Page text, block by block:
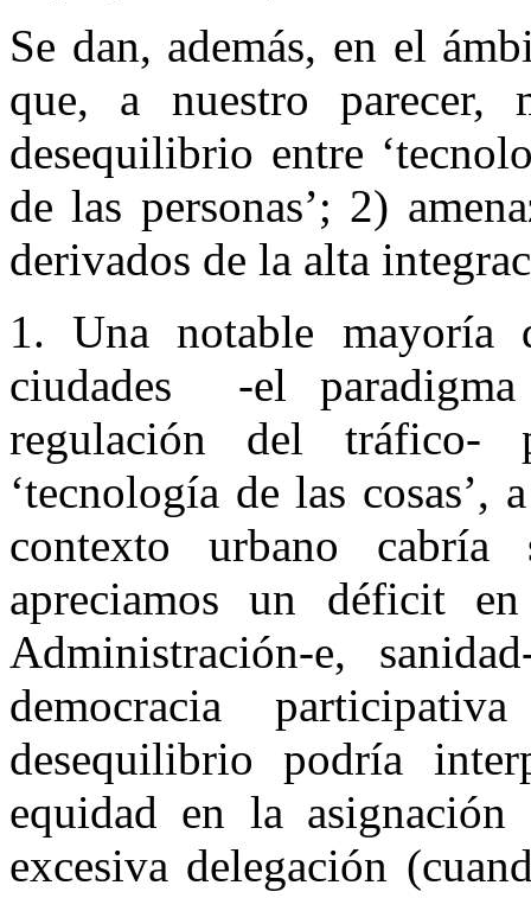
Se dan, además, en el
que, a nuestro parecer,
desequilibrio entre
de las personas’; 2)
derivados de la alta
1. Una notable mayoría
ciudades -el
regulación del tráfico-
‘tecnología de las cosas’,
contexto urbano cabría
apreciamos un déficit en
Administración-e,
democracia
desequilibrio podría
equidad en la
excesiva delegación